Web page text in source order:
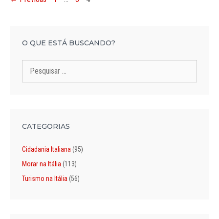
O QUE ESTÁ BUSCANDO?
CATEGORIAS
Cidadania Italiana (95)
Morar na Itália (113)
Turismo na Itália (56)